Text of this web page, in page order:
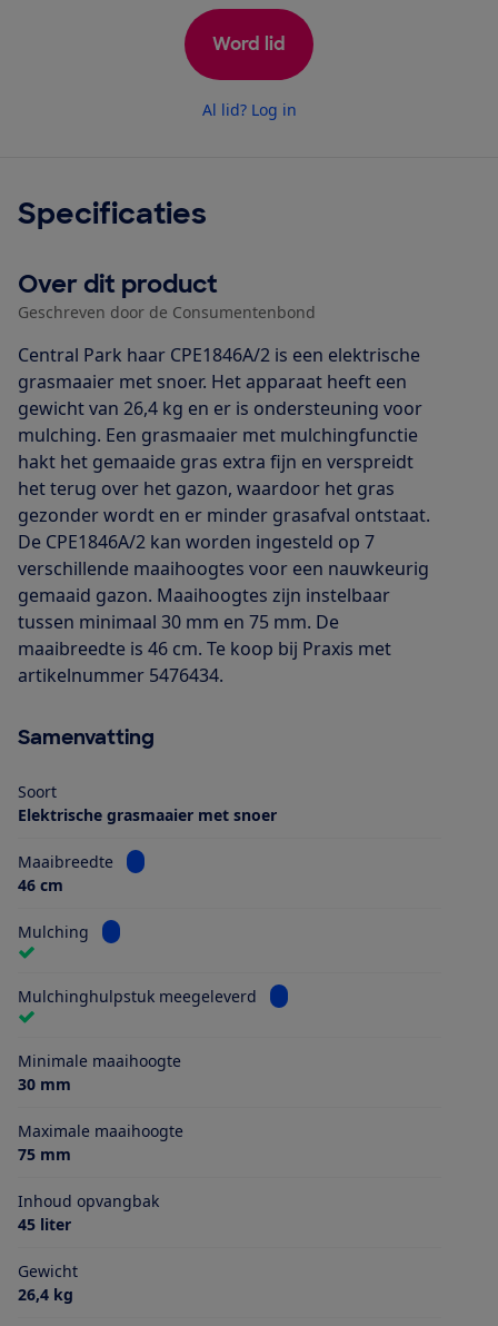
Word lid
Al lid? Log in
Specificaties
Over dit product
Geschreven door de Consumentenbond
Central Park haar CPE1846A/2 is een elektrische
grasmaaier met snoer. Het apparaat heeft een
gewicht van 26,4 kg en er is ondersteuning voor
mulching. Een grasmaaier met mulchingfunctie
hakt het gemaaide gras extra fijn en verspreidt
het terug over het gazon, waardoor het gras
gezonder wordt en er minder grasafval ontstaat.
De CPE1846A/2 kan worden ingesteld op 7
verschillende maaihoogtes voor een nauwkeurig
gemaaid gazon. Maaihoogtes zijn instelbaar
tussen minimaal 30 mm en 75 mm. De
maaibreedte is 46 cm. Te koop bij Praxis met
artikelnummer 5476434.
Samenvatting
Soort
Elektrische grasmaaier met snoer
Maaibreedte
Bekijk informatie voor Maaibreedte
46 cm
Mulching Bekijk informatie voor Mulching
Mulchinghulpstuk meegeleverd Bekijk informatie voor
Minimale maaihoogte
30 mm
Maximale maaihoogte
75 mm
Inhoud opvangbak
45 liter
Gewicht
26,4 kg